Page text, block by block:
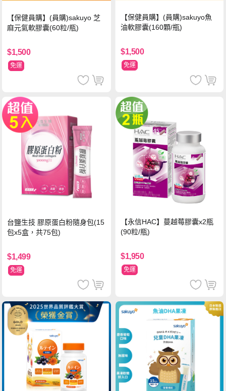
【保健員購】(員購)sakuyo 芝
麻元氣軟膠囊(60粒/瓶)
$1,500
免運
【保健員購】(員購)sakuyo魚
油軟膠囊(160顆/瓶)
$1,500
免運
台鹽生技 膠原蛋白粉隨身包(15
包x5盒，共75包)
$1,499
免運
【永信HAC】蔓越莓膠囊x2瓶
(90粒/瓶)
$1,950
免運